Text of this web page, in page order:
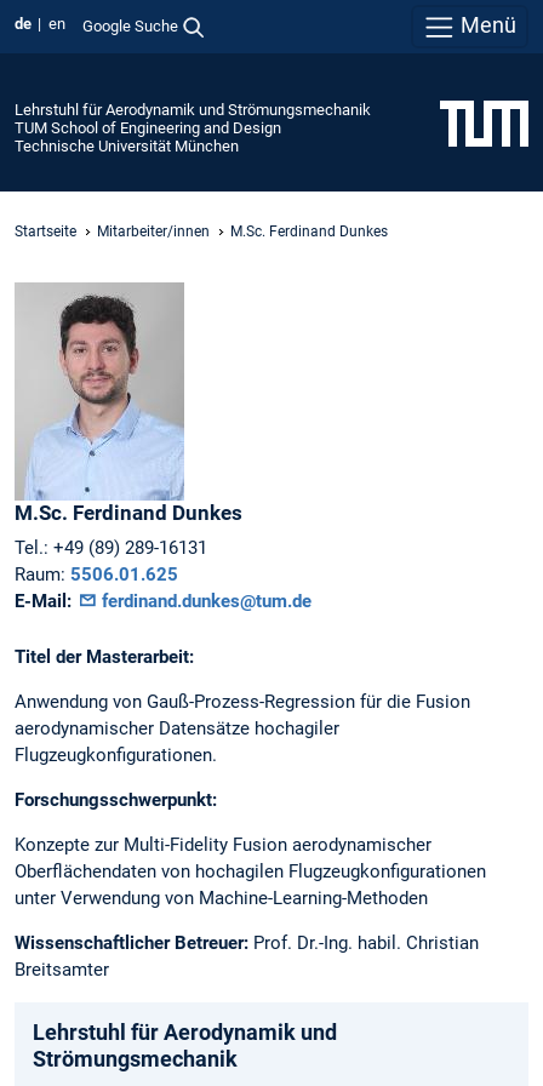
de en Google Suche Menü
Lehrstuhl für Aerodynamik und Strömungsmechanik
TUM School of Engineering and Design
Technische Universität München
Startseite Mitarbeiter/innen M.Sc. Ferdinand Dunkes
M.Sc. Ferdinand Dunkes
Tel.: +49 (89) 289-16131
Raum: 5506.01.625
E-Mail:
ferdinand.dunkes@tum.de
Titel der Masterarbeit:
Anwendung von Gauß-Prozess-Regression für die Fusion
aerodynamischer Datensätze hochagiler
Flugzeugkonfigurationen.
Forschungsschwerpunkt:
Konzepte zur Multi-Fidelity Fusion aerodynamischer
Oberflächendaten von hochagilen Flugzeugkonfigurationen
unter Verwendung von Machine-Learning-Methoden
Wissenschaftlicher Betreuer: Prof. Dr.-Ing. habil. Christian
Breitsamter
Lehrstuhl für Aerodynamik und
Strömungsmechanik